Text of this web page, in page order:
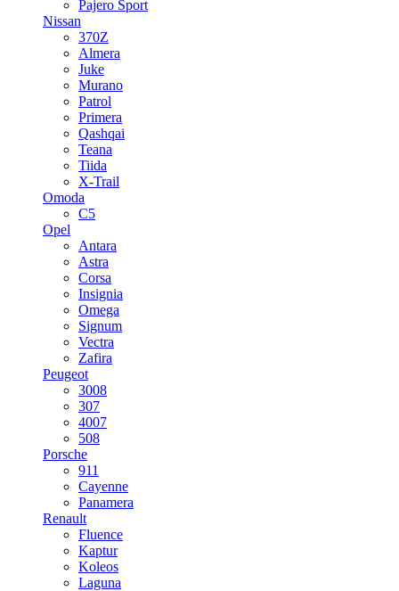
Pajero Sport
Nissan
370Z
Almera
Juke
Murano
Patrol
Primera
Qashqai
Teana
Tiida
X-Trail
Omoda
C5
Opel
Antara
Astra
Corsa
Insignia
Omega
Signum
Vectra
Zafira
Peugeot
3008
307
4007
508
Porsche
911
Cayenne
Panamera
Renault
Fluence
Kaptur
Koleos
Laguna